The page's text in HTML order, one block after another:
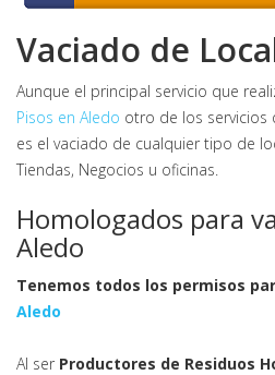
Vaciado de
Aunque el principal servicio que
Pisos en Aledo otro de los servicios
es el vaciado de cualquier tipo de
Tiendas, Negocios u oficinas.
Homologados para
Aledo
Tenemos todos los permisos
Aledo
Al ser Productores de Residuos